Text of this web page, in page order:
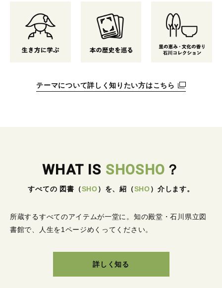
テーマについて詳しく知りたい方はこちら
WHAT IS SHOSHO ？
すべての 図書 （SHO） を、紹 （SHO） 介します。
所蔵するすべてのアイテムが一堂に。 知の殿堂・石川県立図
書館で、人生を1ページめくってください。
詳しく知る